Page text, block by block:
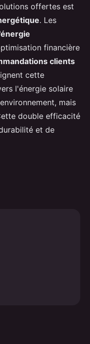
offertes est
. Les
financière
clients
cette
l'énergie solaire
mais
double efficacité
et de